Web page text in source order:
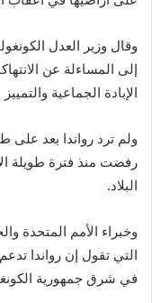
وقال وزير العدل
إلى المساءلة عن
الإبادة الجماعية
ولم ترد رواندا بعد على
رفضت منذ فترة طويلة
البلاد.
وخبراء الأمم المتحدة
في شرق جمهورية